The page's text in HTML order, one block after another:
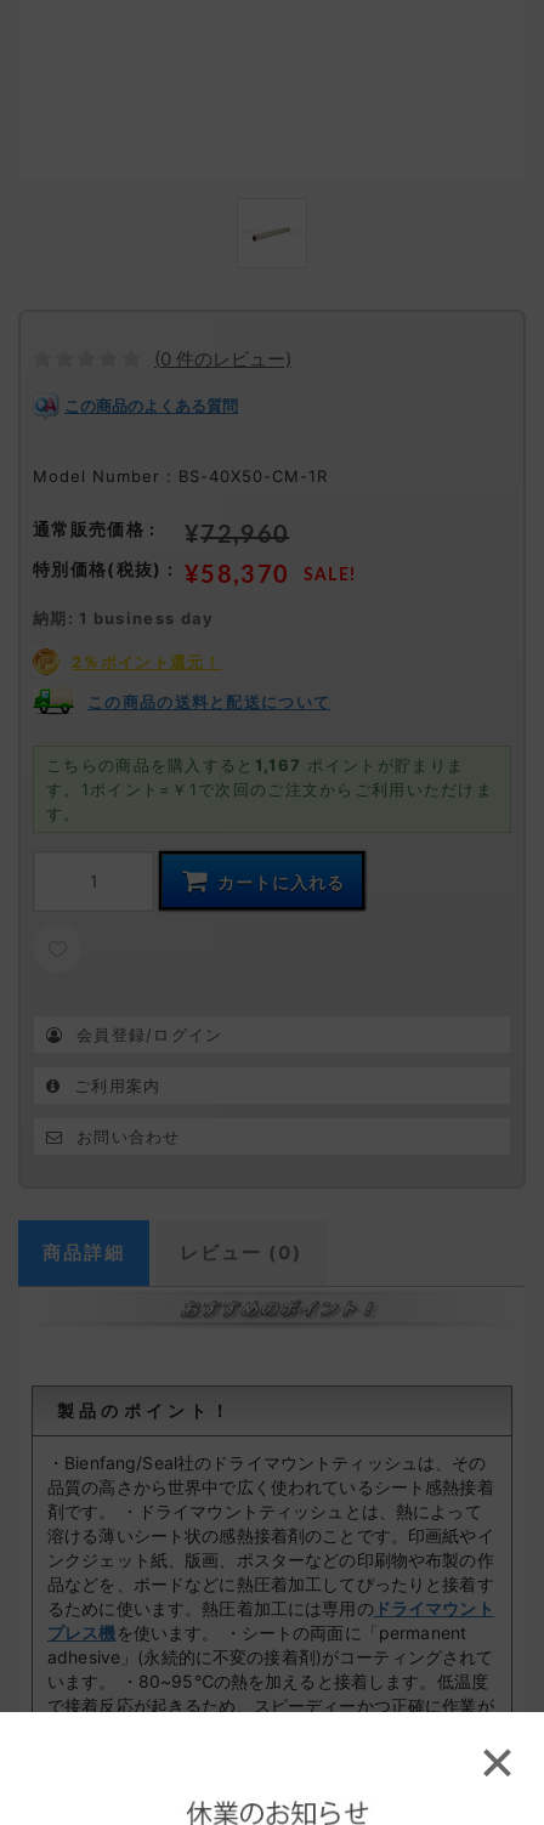
×
(0 件のレビュー)
この商品のよくある質問
Model Number : BS-40X50-CM-1R
¥72,960
¥58,370
納期: 1 business day
2％ポイント還元！
この商品の送料と配送について
こちらの商品を購入すると 1,167 ポイントが貯まりま
す。1ポイント=￥1で次回のご注文からご利用いただけま
す。
カートに入れる
会員登録/ログイン
ご利用案内
お問い合わせ
商品詳細 レビュー (0)
製品のポイント！
・Bienfang/Seal社のドライマウントティッシュは、その
品質の高さから世界中で広く使われているシート感熱接着
剤です。
・ドライマウントティッシュとは、熱によって
溶ける薄いシート状の感熱接着剤のことです。印画紙やイ
ンクジェット紙、版画、ポスターなどの印刷物や布製の作
品などを、ボードなどに熱圧着加工してぴったりと接着す
るために使います。熱圧着加工には専用の ドライマウント
プレス機を使います。
・シートの両面に「permanent
adhesive」(永続的に不変の接着剤)がコーティングされて
います。
・80~95℃の熱を加えると接着します。低温度
で接着反応が起きるため、スピーディーかつ正確に作業が
ため、多孔性の材質(金属以外の空気などを吸引する材質)
り、一度圧着加工をすると剥がれません。(AMは再加熱す